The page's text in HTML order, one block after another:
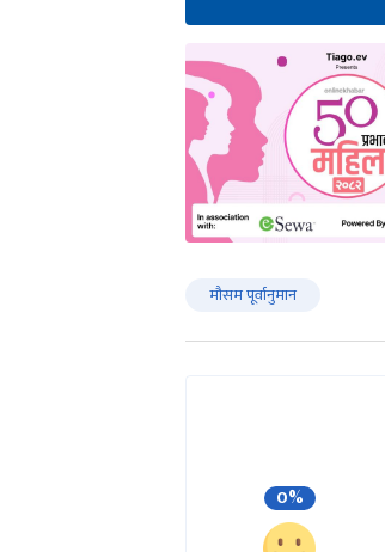
मौसम पूर्वानुमान
0%